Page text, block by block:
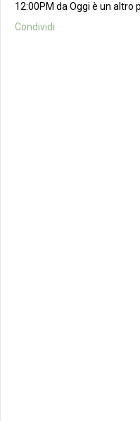
12:00PM da Oggi è un altro
Condividi